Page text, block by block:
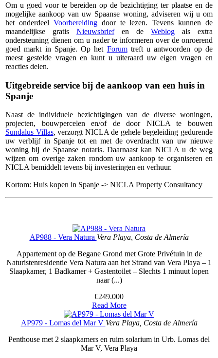
Om u goed voor te bereiden op de bezichtiging ter plaatse en de
mogelijke aankoop van uw Spaanse woning, adviseren wij u om
het onderdeel Voorbereidingdoor te lezen. Tevens kunnen de
maandelijkse gratis Nieuwsbriefen de Weblog als extra
ondersteuning dienen om u nader te informeren over de onroerend
goed markt in Spanje. Op het Forumtreft u antwoorden op de
meest gestelde vragen en kunt u uiteraard uw eigen vragen en
reacties delen.
Uitgebreide service bij de aankoop van een huis in
Spanje
Naast de individuele bezichtigingen van de diverse woningen,
projecten, bouwpercelen en/of de door NICLA te bouwen
Sundalus Villas, verzorgt NICLA de gehele begeleiding gedurende
uw verblijf in Spanje tot en met de overdracht van uw nieuwe
woning bij de Spaanse notaris. Daarnaast kan NICLA u de weg
wijzen om overige zaken rondom uw aankoop te organiseren en
NICLA bemiddelt tevens bij investeringen en verhuur.
Kortom: Huis kopen in Spanje -> NICLA Property Consultancy
AP988 - Vera Natura Vera Playa, Costa de Almería
Appartement op de Begane Grond met Grote Privétuin in de
Naturistenresidentie Vera Natura aan het Strand van Vera Playa – 1
Slaapkamer, 1 Badkamer + Gastentoilet – Slechts 1 minuut lopen
naar (...)
€249.000
Read More
AP979 - Lomas del Mar V Vera Playa, Costa de Almería
Penthouse met 2 slaapkamers en ruim solarium in Urb. Lomas del
Mar V, Vera Playa